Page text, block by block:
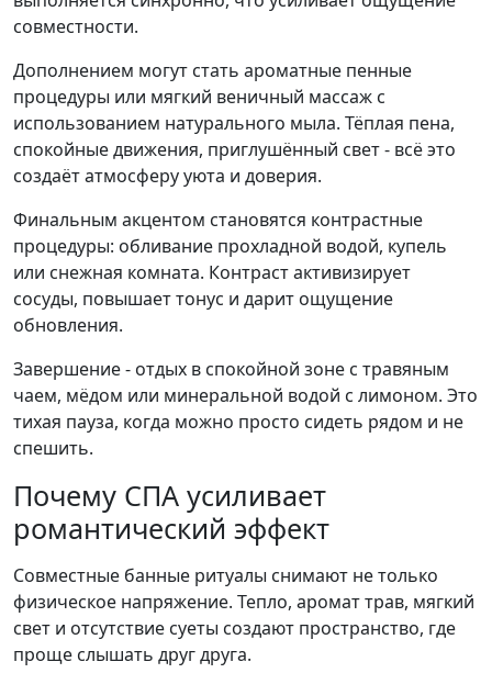
совместности.
Дополнением могут стать ароматные пенные
процедуры или мягкий веничный массаж с
использованием натурального мыла. Тёплая пена,
спокойные движения, приглушённый свет - всё это
создаёт атмосферу уюта и доверия.
Финальным акцентом становятся контрастные
процедуры: обливание прохладной водой, купель
или снежная комната. Контраст активизирует
сосуды, повышает тонус и дарит ощущение
обновления.
Завершение - отдых в спокойной зоне с травяным
чаем, мёдом или минеральной водой с лимоном. Это
тихая пауза, когда можно просто сидеть рядом и не
спешить.
Почему СПА усиливает
романтический эффект
Совместные банные ритуалы снимают не только
физическое напряжение. Тепло, аромат трав, мягкий
свет и отсутствие суеты создают пространство, где
проще слышать друг друга.